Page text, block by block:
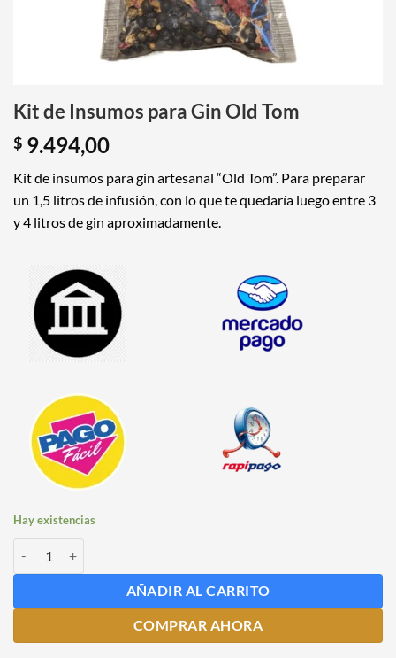
Kit de Insumos para Gin Old Tom
$ 9.494,00
Kit de insumos para gin artesanal “Old Tom”. Para preparar
un 1,5 litros de infusión, con lo que te quedaría luego entre 3
y 4 litros de gin aproximadamente.
Hay existencias
AÑADIR AL CARRITO
COMPRAR AHORA